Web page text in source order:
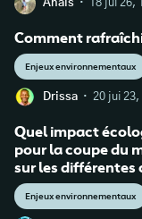
Anais · 18 jui 26,
Comment
Enjeux environnementaux
Drissa · 20 jui 23,
Quel impact
pour la coupe du
sur les différentes
Enjeux environnementaux